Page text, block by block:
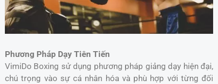
Phương Pháp Dạy Tiên Tiến
VimiDo Boxing sử dụng phương pháp giảng dạy hiện đại,
chú trọng vào sự cá nhân hóa và phù hợp với từng đối